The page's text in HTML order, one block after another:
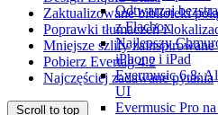
Odtwarzaj
z Flacbox
Najlepszy
iPhone i iPad
Evermusic 6.8:
UI
Evermusic Pro
Zaktualizowane biblioteki
Poprawki tłumaczeń i
Mniejsze szlify zainspirowane
Pobierz Evertag 4.2
Najczęściej zadawane pytania
Scroll to top